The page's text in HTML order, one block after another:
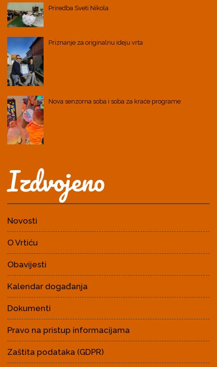
Priredba Sveti Nikola
Priznanje za originalnu ideju vrta
Nova senzorna soba i soba za kraće programe
Izdvojeno
Novosti
O Vrtiću
Obavijesti
Kalendar događanja
Dokumenti
Pravo na pristup informacijama
Zaštita podataka (GDPR)